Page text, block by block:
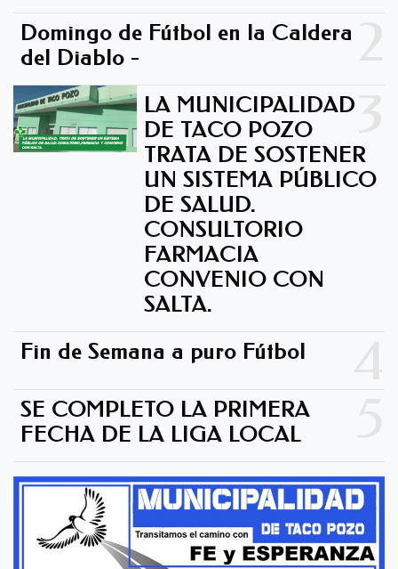
Domingo de Fútbol en la Caldera
del Diablo -
LA MUNICIPALIDAD
DE TACO POZO
TRATA DE SOSTENER
UN SISTEMA PÚBLICO
DE SALUD.
CONSULTORIO
FARMACIA
CONVENIO CON
SALTA.
Fin de Semana a puro Fútbol
SE COMPLETO LA PRIMERA
FECHA DE LA LIGA LOCAL